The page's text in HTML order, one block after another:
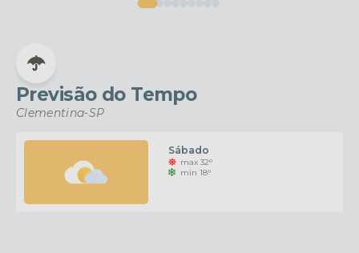
Previsão do Tempo
Clementina-SP
Sábado
max 32°
min 18°